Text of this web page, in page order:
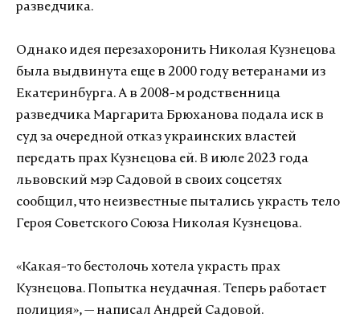
разведчика.
Однако идея перезахоронить Николая Кузнецова
была выдвинута еще в 2000 году ветеранами из
Екатеринбурга. А в 2008-м родственница
разведчика Маргарита Брюханова подала иск в
суд за очередной отказ украинских властей
передать прах Кузнецова ей. В июле 2023 года
львовский мэр Садовой в своих соцсетях
сообщил, что неизвестные пытались украсть тело
Героя Советского Союза Николая Кузнецова.
«Какая-то бестолочь хотела украсть прах
Кузнецова. Попытка неудачная. Теперь работает
полиция», — написал Андрей Садовой.